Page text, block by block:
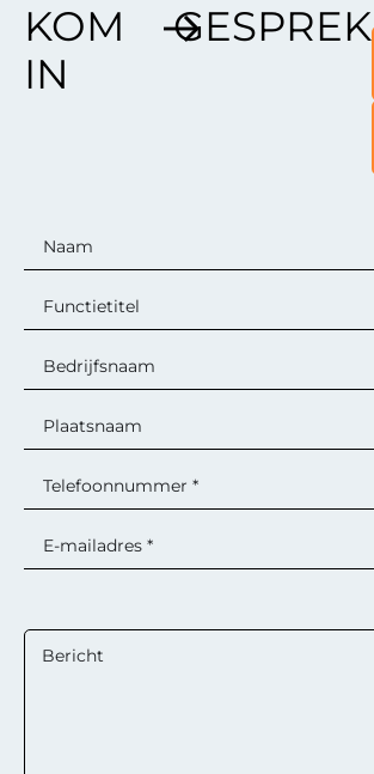
KOM
IN
GESPREK